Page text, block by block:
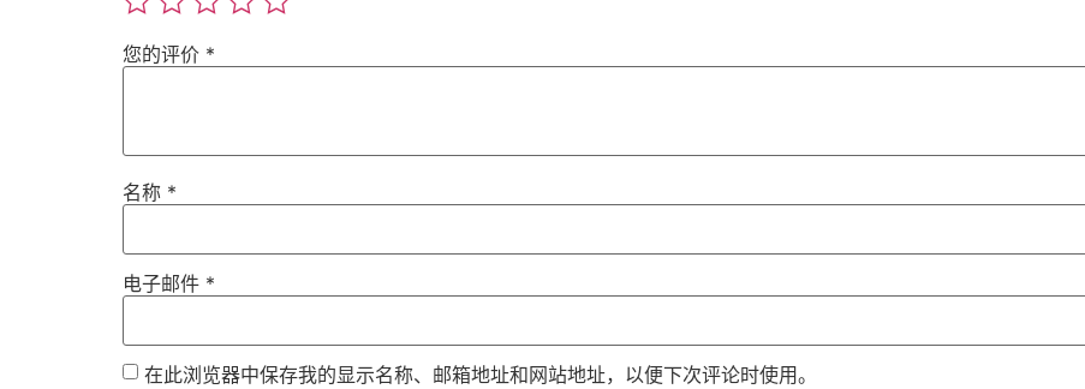
您的评价 *
名称 *
电子邮件 *
在此浏览器中保存我的显示名称、邮箱地址和网站地址，以便下次评论时使用。